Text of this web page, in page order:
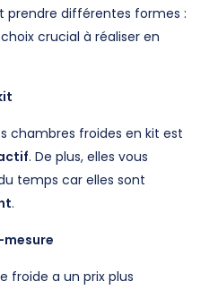
prendre différentes formes :
crucial à réaliser en
chambres froides en kit est
. De plus, elles vous
temps car elles sont
.
froide a un prix plus